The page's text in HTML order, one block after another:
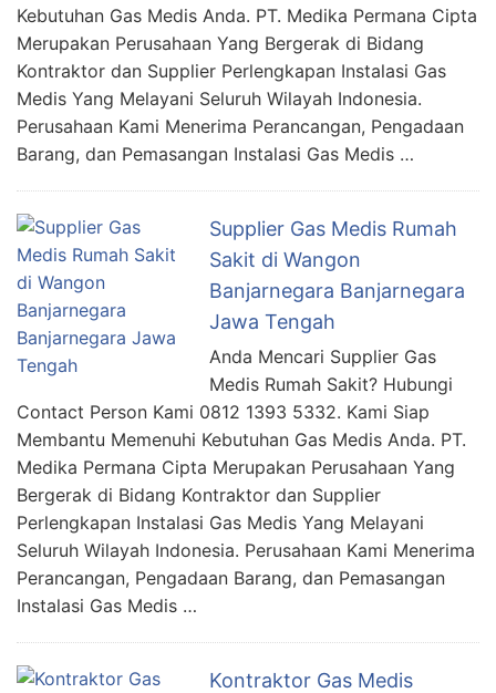
Kebutuhan Gas Medis Anda. PT. Medika Permana Cipta
Merupakan Perusahaan Yang Bergerak di Bidang
Kontraktor dan Supplier Perlengkapan Instalasi Gas
Medis Yang Melayani Seluruh Wilayah Indonesia.
Perusahaan Kami Menerima Perancangan, Pengadaan
Barang, dan Pemasangan Instalasi Gas Medis …
Supplier Gas Medis Rumah
Sakit di Wangon
Banjarnegara Banjarnegara
Jawa Tengah
Anda Mencari Supplier Gas
Medis Rumah Sakit? Hubungi
Contact Person Kami 0812 1393 5332. Kami Siap
Membantu Memenuhi Kebutuhan Gas Medis Anda. PT.
Medika Permana Cipta Merupakan Perusahaan Yang
Bergerak di Bidang Kontraktor dan Supplier
Perlengkapan Instalasi Gas Medis Yang Melayani
Seluruh Wilayah Indonesia. Perusahaan Kami Menerima
Perancangan, Pengadaan Barang, dan Pemasangan
Instalasi Gas Medis …
Kontraktor Gas Medis